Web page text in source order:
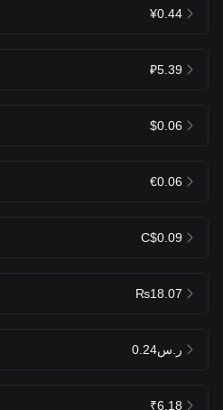
¥0.44
₽5.39
$0.06
€0.06
C$0.09
₨18.07
ر.س0.24
₹6.18